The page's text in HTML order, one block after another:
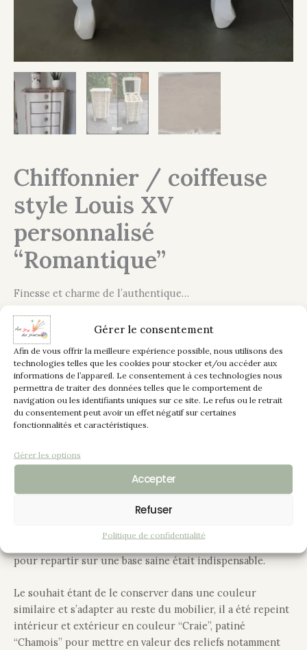
Gérer le consentement
Afin de vous offrir la meilleure expérience possible, nous utilisons des
technologies telles que les cookies pour stocker et/ou accéder aux
informations de l’appareil. Le consentement à ces technologies nous
permettra de traiter des données telles que le comportement de
navigation ou les identifiants uniques sur ce site. Le refus ou le retrait
du consentement peut avoir un effet négatif sur certaines
fonctionnalités et caractéristiques.
Gérer les options
Accepter
Refuser
Politique de confidentialité
Chiffonnier / coiffeuse
style Louis XV
personnalisé
“Romantique”
Finesse et charme de l’authentique…
Description
Informations complémentaires
Ce petit chiffonnier ancien particulier avec son tiroir du
haut sur charnière qui s’ouvre latéralement à gauche et
et de nombreux petits casiers permettant de ranger
éventuellement des accessoires de coiffure ou son
nécessaire à maquillage.
sa peinture était très écaillée donc, un ponçage efficace
pour repartir sur une base saine était indispensable.
Le souhait étant de le conserver dans une couleur
similaire et s’adapter au reste du mobilier, il a été repeint
intérieur et extérieur en couleur “Craie”, patiné
“Chamois” pour mettre en valeur des reliefs notamment